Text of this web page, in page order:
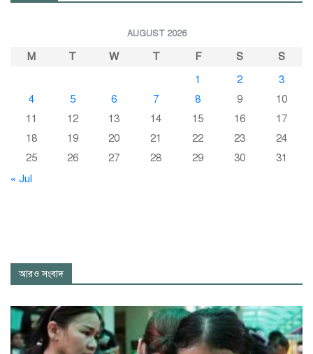
AUGUST 2026
M T W T F S
S
1
2
3
4
5 6 7 8 9
10
11
12 13 14 15 16
17
18
19 20 21 22 23
24
25
26 27 28 29 30
31
« Jul
আরও সংবাদ